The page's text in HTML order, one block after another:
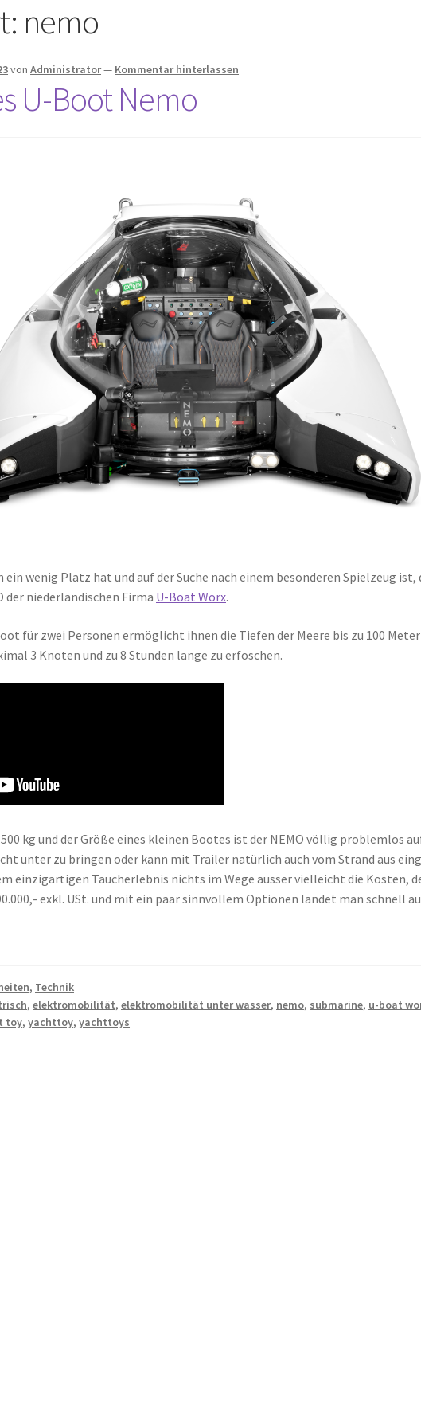
nemo
vonAdministrator— Kommentar hinterlassen
U-Boot Nemo
ein wenig Platz hat und auf der Suche nach einem besonderen Spielzeug ist,
der niederländischen Firma U-Boat Worx.
für zwei Personen ermöglicht ihnen die Tiefen der Meere bis zu 100
3 Knoten und zu 8 Stunden lange zu erfoschen.
kg und der Größe eines kleinen Bootes ist der NEMO völlig problemlos
unter zu bringen oder kann mit Trailer natürlich auch vom Strand aus
einzigartigen Taucherlebnis nichts im Wege ausser vielleicht die Kosten,
exkl. USt. und mit ein paar sinnvollem Optionen landet man schnell
, Technik
,elektromobilität,elektromobilität unter wasser, nemo, submarine, u-boat
toy,yachttoy,yachttoys